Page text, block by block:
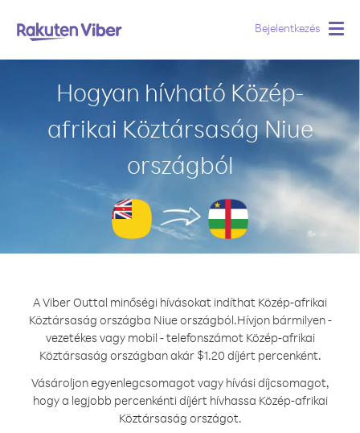
Bejelentkezés
Hogyan hívható Közép-
afrikai Köztársaság Niue
országból
A Viber Outtal minőségi hívásokat indíthat Közép-afrikai
Köztársaság országba Niue országból.Hívjon bármilyen -
vezetékes vagy mobil - telefonszámot Közép-afrikai
Köztársaság országban akár $1.20 díjért percenként.
Vásároljon egyenlegcsomagot vagy hívási díjcsomagot,
hogy a legjobb percenkénti díjért hívhassa Közép-afrikai
Köztársaság országot.